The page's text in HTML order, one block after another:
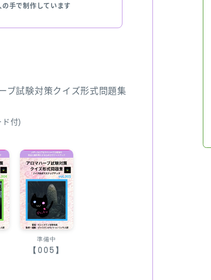
手で制作しています
ブ試験対策クイズ形式問題集
ド付)
準備中
【005】